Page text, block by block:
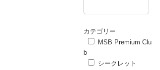
カテゴリー
MSB Premium Clu
b
シークレット